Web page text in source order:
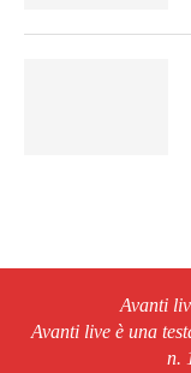
Avanti
Avanti live è una
n.